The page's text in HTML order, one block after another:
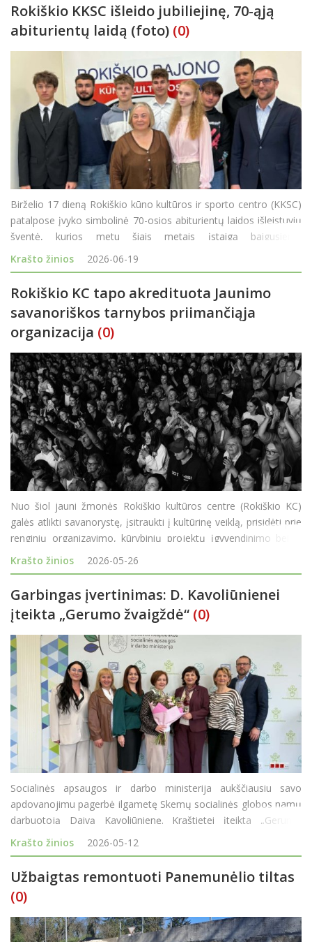
Rokiškio KKSC išleido jubiliejinę, 70-ąją
abiturientų laidą (foto) (0)
Birželio 17 dieną Rokiškio kūno kultūros ir sporto centro (KKSC)
patalpose įvyko simbolinė 70-osios abiturientų laidos išleistuvių
šventė, kurios metu šiais metais įstaigą baigusiems
moksleiviams buvo įteikti neformaliojo vaikų švietimo baigimo
pažymėjimai. &nbs
Krašto žinios 2026-06-19
Rokiškio KC tapo akredituota Jaunimo
savanoriškos tarnybos priimančiąja
organizacija (0)
Nuo šiol jauni žmonės Rokiškio kultūros centre (Rokiškio KC)
galės atlikti savanorystę, įsitraukti į kultūrinę veiklą, prisidėti prie
renginių organizavimo, kūrybinių projektų įgyvendinimo bei iš
arti pažinti kultūros centro veiklą ir kultūros pasaulio užkulisius.
Jaunim
Krašto žinios 2026-05-26
Garbingas įvertinimas: D. Kavoliūnienei
įteikta „Gerumo žvaigždė“ (0)
Socialinės apsaugos ir darbo ministerija aukščiausiu savo
apdovanojimu pagerbė ilgametę Skemų socialinės globos namų
darbuotoją Daivą Kavoliūnienę. Kraštietei įteikta „Gerumo
žvaigždė“ (pasižymėjimo ženklas „Gerumo žvaigždė“ yra
aukščiausias socialinė
Krašto žinios 2026-05-12
Užbaigtas remontuoti Panemunėlio tiltas
(0)